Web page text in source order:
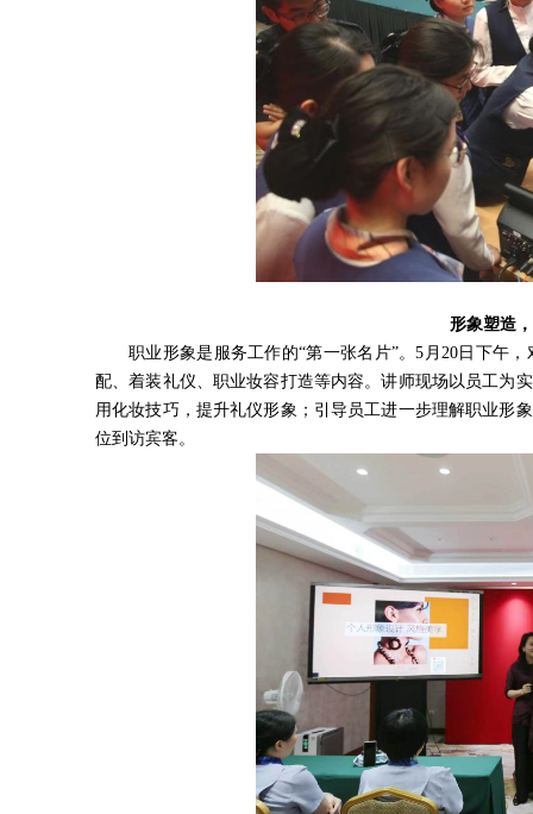
形象塑造
职业形象是服务工作的“第一张名片”。5月20日下午
配、着装礼仪、职业妆容打造等内容。讲师现场以员工为
用化妆技巧，提升礼仪形象；引导员工进一步理解职业形
位到访宾客。